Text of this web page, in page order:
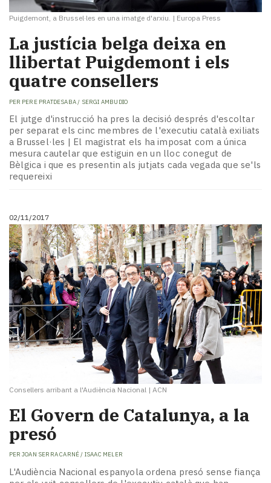
Puigdemont, a Brussel·les en una imatge d'arxiu. | Europa Press
La justícia belga deixa en
llibertat Puigdemont i els
quatre consellers
PER PERE PRATDESABA / SERGI AMBUDIO
El jutge d'instrucció ha pres la decisió després d'escoltar
per separat els cinc membres de l'executiu català exiliats
a Brussel·les | El magistrat els ha imposat com a única
mesura cautelar que estiguin en un lloc conegut de
Bèlgica i que es presentin als jutjats cada vegada que se'ls
requereixi
02/11/2017
Consellers arribant a l'Audiència Nacional | ACN
El Govern de Catalunya, a la
presó
PER JOAN SERRA CARNÉ / ISAAC MELER
L'Audiència Nacional espanyola ordena presó sense fiança